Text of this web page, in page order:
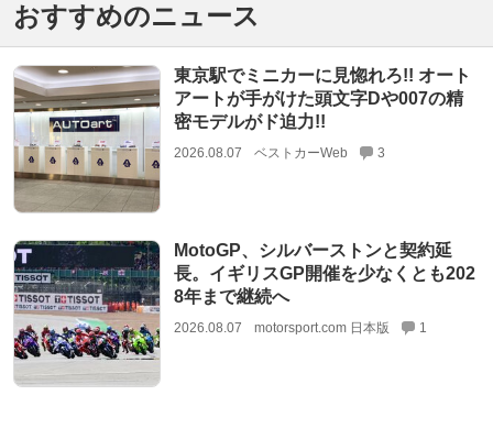
おすすめのニュース
東京駅でミニカーに見惚れろ!! オート
アートが手がけた頭文字Dや007の精
密モデルがド迫力!!
2026.08.07 ベストカーWeb 3
MotoGP、シルバーストンと契約延
長。イギリスGP開催を少なくとも202
8年まで継続へ
2026.08.07 motorsport.com 日本版 1